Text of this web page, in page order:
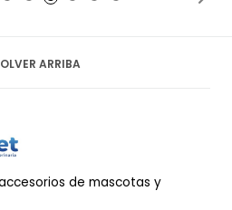
ARRIBA
de mascotas y